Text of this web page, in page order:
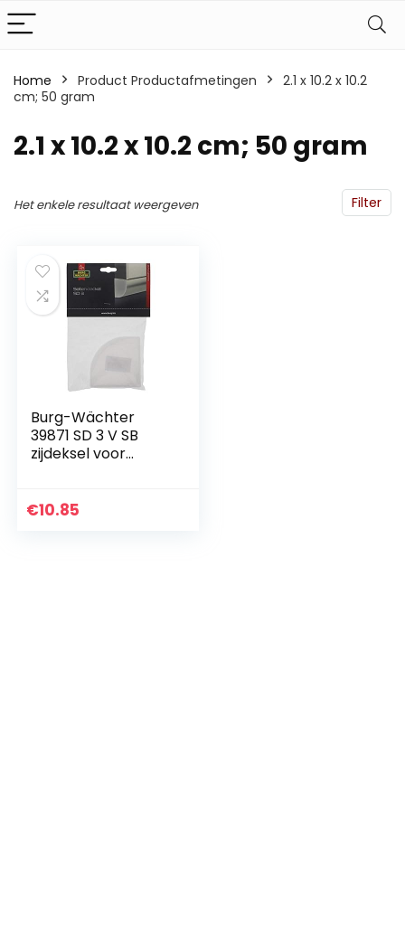
Home Product Productafmetingen
‎2.1 x 10.2 x 10.2
cm; 50 gram
‎2.1 x 10.2 x 10.2 cm; 50 gram
Filter
Het enkele resultaat weergeven
Burg-Wächter
39871 SD 3 V SB
zijdeksel voor
€10.85